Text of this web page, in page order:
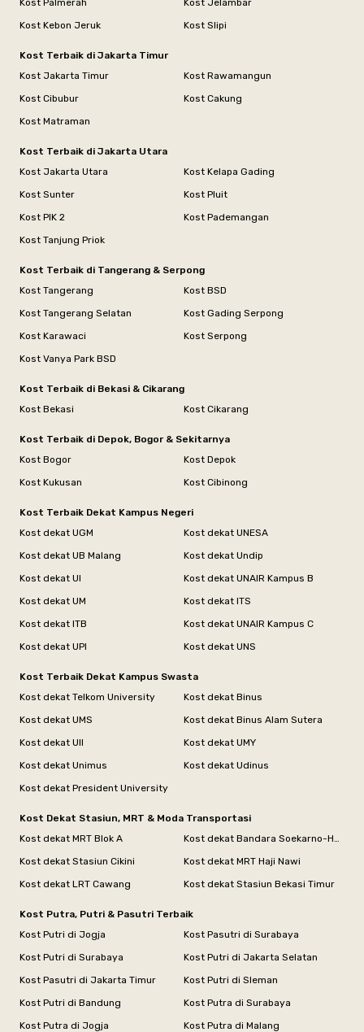
Kost Palmerah
Kost Jelambar
Kost Kebon Jeruk
Kost Slipi
Kost Terbaik di Jakarta Timur
Kost Jakarta Timur
Kost Rawamangun
Kost Cibubur
Kost Cakung
Kost Matraman
Kost Terbaik di Jakarta Utara
Kost Jakarta Utara
Kost Kelapa Gading
Kost Sunter
Kost Pluit
Kost PIK 2
Kost Pademangan
Kost Tanjung Priok
Kost Terbaik di Tangerang & Serpong
Kost Tangerang
Kost BSD
Kost Tangerang Selatan
Kost Gading Serpong
Kost Karawaci
Kost Serpong
Kost Vanya Park BSD
Kost Terbaik di Bekasi & Cikarang
Kost Bekasi
Kost Cikarang
Kost Terbaik di Depok, Bogor & Sekitarnya
Kost Bogor
Kost Depok
Kost Kukusan
Kost Cibinong
Kost Terbaik Dekat Kampus Negeri
Kost dekat UGM
Kost dekat UNESA
Kost dekat UB Malang
Kost dekat Undip
Kost dekat UI
Kost dekat UNAIR Kampus B
Kost dekat UM
Kost dekat ITS
Kost dekat ITB
Kost dekat UNAIR Kampus C
Kost dekat UPI
Kost dekat UNS
Kost Terbaik Dekat Kampus Swasta
Kost dekat Telkom University
Kost dekat Binus
Kost dekat UMS
Kost dekat Binus Alam Sutera
Kost dekat UII
Kost dekat UMY
Kost dekat Unimus
Kost dekat Udinus
Kost dekat President University
Kost Dekat Stasiun, MRT & Moda Transportasi
Kost dekat MRT Blok A
Kost dekat Bandara Soekarno-Hatta
Kost dekat Stasiun Cikini
Kost dekat MRT Haji Nawi
Kost dekat LRT Cawang
Kost dekat Stasiun Bekasi Timur
Kost Putra, Putri & Pasutri Terbaik
Kost Putri di Jogja
Kost Pasutri di Surabaya
Kost Putri di Surabaya
Kost Putri di Jakarta Selatan
Kost Pasutri di Jakarta Timur
Kost Putri di Sleman
Kost Putri di Bandung
Kost Putra di Surabaya
Kost Putra di Jogja
Kost Putra di Malang